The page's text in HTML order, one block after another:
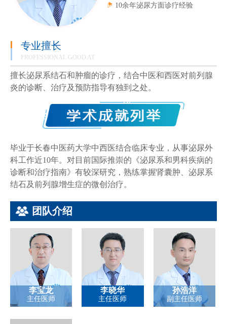
10余年泌尿方面诊疗经验
专业擅长
PROFESSIONAL GOOD AT
擅长泌尿系结石和肿瘤的诊疗，结合中医和西医对前列腺
炎的诊断、治疗及预防指导有独到之处。
毕业于长春中医药大学中西医结合临床专业，从事泌尿外
科工作近10年。对目前国际推崇的《泌尿系和男科疾病的
诊断和治疗指南》有较深研究，熟练掌握肾囊肿、泌尿系
结石及前列腺增生症的微创治疗。
团队介绍
李宝龙
主任医师
李晓华
主任医师
孙浩洋
副主任医师